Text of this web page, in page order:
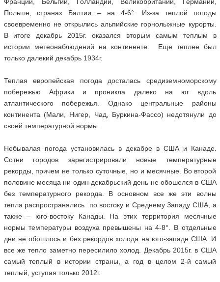
Польше, странах Балтии – на 4-6°. Из-за теплой погоды
своевременно не открылись альпийские горнолыжные курорты.
В итоге декабрь 2015г. оказался вторым самым теплым в
истории метеонаблюдений на континенте. Еще теплее был
только далекий декабрь 1934г.
Теплая европейская погода досталась средиземноморскому
побережью Африки и проникла далеко на юг вдоль
атлантического побережья. Однако центральные районы
континента (Мали, Нигер, Чад, Буркина-Фассо) недотянули до
своей температурной нормы.
Небывалая погода установилась в декабре в США и Канаде.
Сотни городов зарегистрировали новые температурные
рекорды, причем не только суточные, но и месячные. Во второй
половине месяца ни один декабрьский день не обошелся в США
без температурного рекорда. В основном все же эти волны
тепла распространялись по востоку и Среднему Западу США, а
также – юго-востоку Канады. На этих территория месячные
нормы температуры воздуха превышены на 4-8°. В отдельные
дни не обошлось и без рекордов холода на юго-западе США. И
все же тепло заметно пересилило холод. Декабрь 2015г. в США
самый теплый в истории страны, а год в целом 2-й самый
теплый, уступая только 2012г.